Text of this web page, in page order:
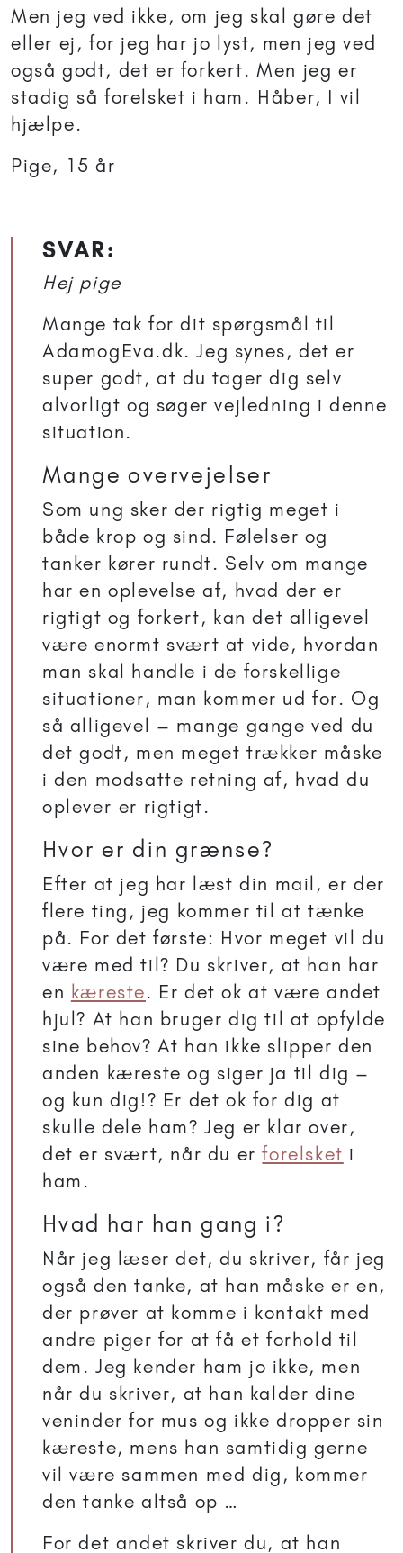
Men jeg ved ikke, om jeg skal gøre det
eller ej, for jeg har jo lyst, men jeg ved
også godt, det er forkert. Men jeg er
stadig så forelsket i ham. Håber, I vil
hjælpe.
Pige, 15 år
SVAR:
Hej pige
Mange tak for dit spørgsmål til
AdamogEva.dk. Jeg synes, det er
super godt, at du tager dig selv
alvorligt og søger vejledning i denne
situation.
Mange overvejelser
Som ung sker der rigtig meget i
både krop og sind. Følelser og
tanker kører rundt. Selv om mange
har en oplevelse af, hvad der er
rigtigt og forkert, kan det alligevel
være enormt svært at vide, hvordan
man skal handle i de forskellige
situationer, man kommer ud for. Og
så alligevel – mange gange ved du
det godt, men meget trækker måske
i den modsatte retning af, hvad du
oplever er rigtigt.
Hvor er din grænse?
Efter at jeg har læst din mail, er der
flere ting, jeg kommer til at tænke
på. For det første: Hvor meget vil du
være med til? Du skriver, at han har
en kæreste. Er det ok at være andet
hjul? At han bruger dig til at opfylde
sine behov? At han ikke slipper den
anden kæreste og siger ja til dig –
og kun dig!? Er det ok for dig at
skulle dele ham? Jeg er klar over,
det er svært, når du erforelsket i
ham.
Hvad har han gang i?
Når jeg læser det, du skriver, får jeg
også den tanke, at han måske er en,
der prøver at komme i kontakt med
andre piger for at få et forhold til
dem. Jeg kender ham jo ikke, men
når du skriver, at han kalder dine
veninder for mus og ikke dropper sin
kæreste, mens han samtidig gerne
vil være sammen med dig, kommer
den tanke altså op …
For det andet skriver du, at han